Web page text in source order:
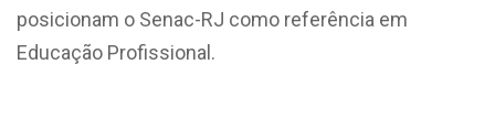
posicionam o Senac-RJ como referência em
Educação Profissional.